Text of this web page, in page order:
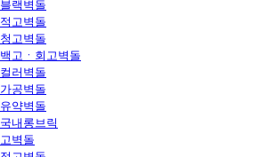
블랙벽돌
적고벽돌
청고벽돌
백고ㆍ회고벽돌
컬러벽돌
가공벽돌
유약벽돌
국내롱브릭
고벽돌